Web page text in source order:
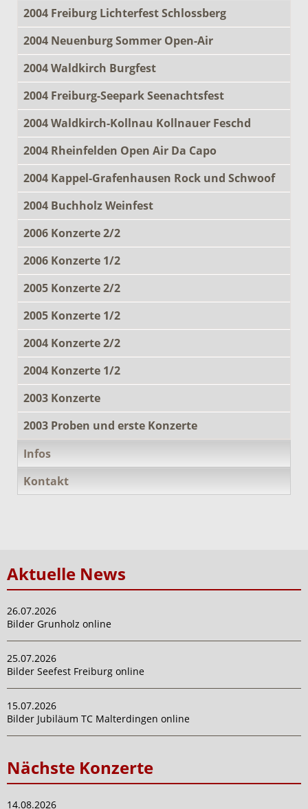
2004 Freiburg Lichterfest Schlossberg
2004 Neuenburg Sommer Open-Air
2004 Waldkirch Burgfest
2004 Freiburg-Seepark Seenachtsfest
2004 Waldkirch-Kollnau Kollnauer Feschd
2004 Rheinfelden Open Air Da Capo
2004 Kappel-Grafenhausen Rock und Schwoof
2004 Buchholz Weinfest
2006 Konzerte 2/2
2006 Konzerte 1/2
2005 Konzerte 2/2
2005 Konzerte 1/2
2004 Konzerte 2/2
2004 Konzerte 1/2
2003 Konzerte
2003 Proben und erste Konzerte
Infos
Kontakt
Aktuelle News
26.07.2026
Bilder Grunholz online
25.07.2026
Bilder Seefest Freiburg online
15.07.2026
Bilder Jubiläum TC Malterdingen online
Nächste Konzerte
14.08.2026